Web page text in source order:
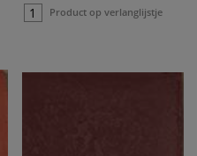
Product op verlanglijstje